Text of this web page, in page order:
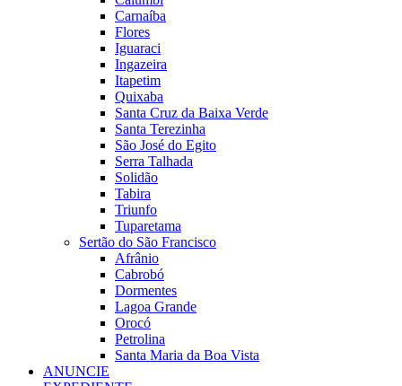
Carnaíba
Flores
Iguaraci
Ingazeira
Itapetim
Quixaba
Santa Cruz da Baixa Verde
Santa Terezinha
São José do Egito
Serra Talhada
Solidão
Tabira
Triunfo
Tuparetama
Sertão do São Francisco
Afrânio
Cabrobó
Dormentes
Lagoa Grande
Orocó
Petrolina
Santa Maria da Boa Vista
ANUNCIE